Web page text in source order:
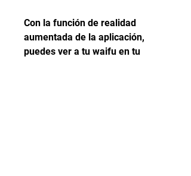
Con la función de realidad
aumentada de la aplicación,
puedes ver a tu waifu en tu